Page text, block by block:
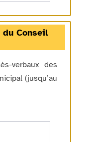
du Conseil
verbaux des
(jusqu’au